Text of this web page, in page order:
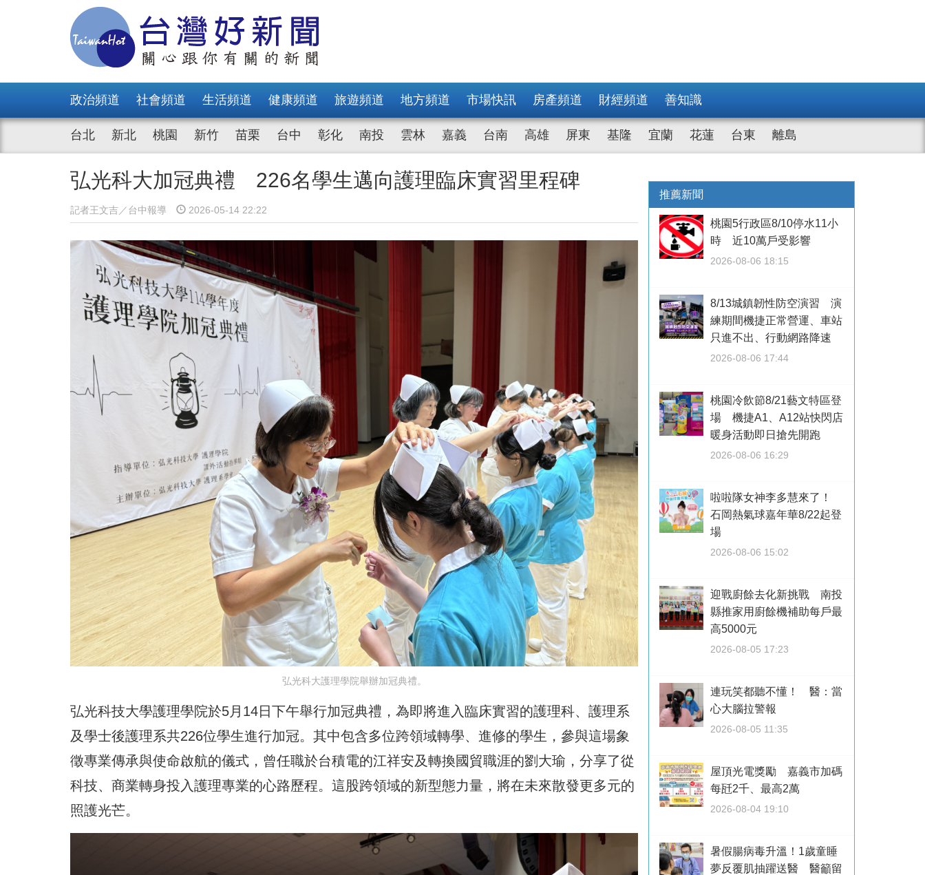
政治頻道 社會頻道 生活頻道 健康頻道 旅遊頻道 地方頻道 市場快訊 房產頻道 財經頻道 善知識
台北 新北 桃園 新竹 苗栗 台中 彰化 南投 雲林 嘉義 台南 高雄 屏東 基隆 宜蘭 花蓮 台東 離島
弘光科大加冠典禮 226名學生邁向護理臨床實習里程碑
記者王文吉／台中報導 2026-05-14 22:22
弘光科大護理學院舉辦加冠典禮。
弘光科技大學護理學院於5月14日下午舉行加冠典禮，為即將進入臨床實習的護理科、護理系
及學士後護理系共226位學生進行加冠。其中包含多位跨領域轉學、進修的學生，參與這場象
徵專業傳承與使命啟航的儀式，曾任職於台積電的江祥安及轉換國貿職涯的劉大瑜，分享了從
科技、商業轉身投入護理專業的心路歷程。這股跨領域的新型態力量，將在未來散發更多元的
照護光芒。
推薦新聞
桃園5行政區8/10停水11小
時 近10萬戶受影響
2026-08-06 18:15
8/13城鎮韌性防空演習 演
練期間機捷正常營運、車站
只進不出、行動網路降速
2026-08-06 17:44
桃園冷飲節8/21藝文特區登
場 機捷A1、A12站快閃店
暖身活動即日搶先開跑
2026-08-06 16:29
啦啦隊女神李多慧來了！
石岡熱氣球嘉年華8/22起登
場
2026-08-06 15:02
迎戰廚餘去化新挑戰 南投
縣推家用廚餘機補助每戶最
高5000元
2026-08-05 17:23
連玩笑都聽不懂！ 醫：當
心大腦拉警報
2026-08-05 11:35
屋頂光電獎勵 嘉義市加碼
每瓩2千、最高2萬
2026-08-04 19:10
暑假腸病毒升溫！1歲童睡
夢反覆肌抽躍送醫 醫籲留